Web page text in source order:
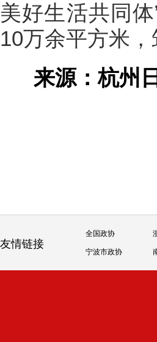
美好生活共同
10万余平方米
来源：杭
友情链接
全国政协
宁波市政协